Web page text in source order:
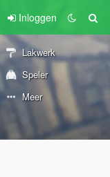
Inloggen
Lakwerk
Speler
Meer